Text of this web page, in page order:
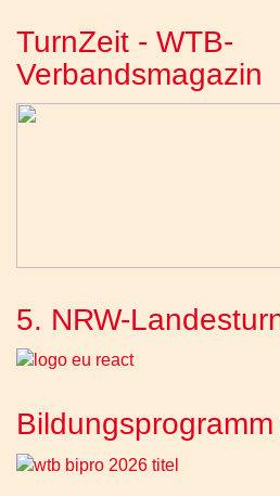
TurnZeit - WTB-
Verbandsmagazin
5. NRW-